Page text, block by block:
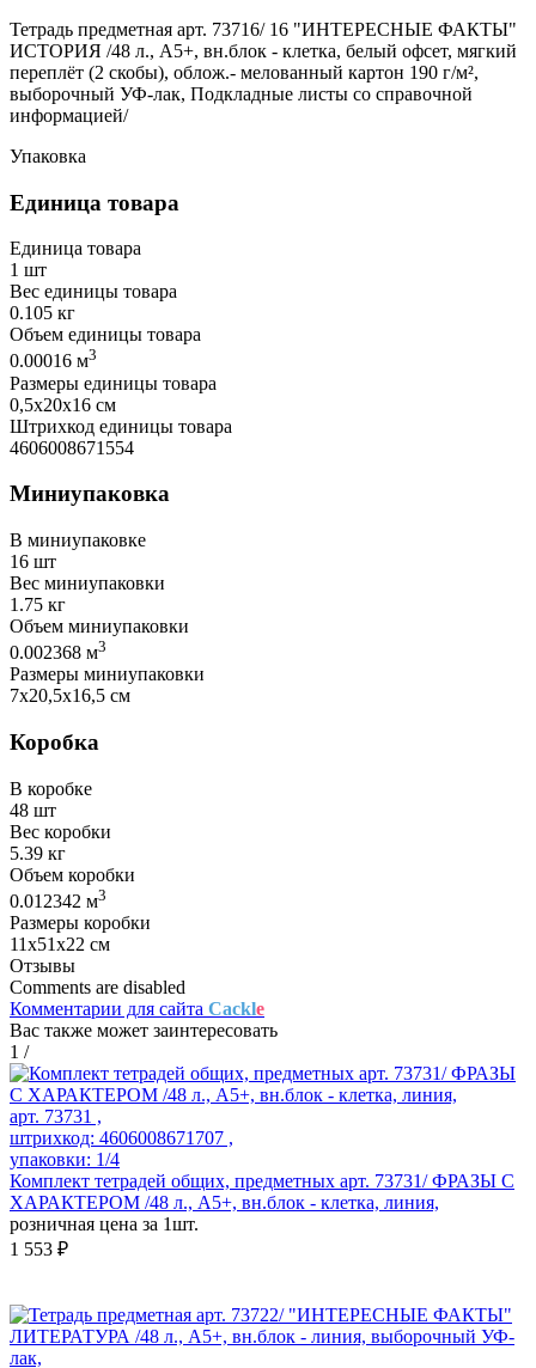
Тетрадь предметная арт. 73716/ 16 "ИНТЕРЕСНЫЕ ФАКТЫ"
ИСТОРИЯ /48 л., А5+, вн.блок - клетка, белый офсет, мягкий
переплёт (2 скобы), облож.- мелованный картон 190 г/м²,
выборочный УФ-лак, Подкладные листы со справочной
информацией/
Упаковка
Единица товара
Единица товара
1 шт
Вес единицы товара
0.105 кг
Объем единицы товара
0.00016 м3
Размеры единицы товара
0,5х20х16 см
Штрихкод единицы товара
4606008671554
Миниупаковка
В миниупаковке
16 шт
Вес миниупаковки
1.75 кг
Объем миниупаковки
0.002368 м3
Размеры миниупаковки
7х20,5х16,5 см
Коробка
В коробке
48 шт
Вес коробки
5.39 кг
Объем коробки
0.012342 м3
Размеры коробки
11х51х22 см
Отзывы
Comments are disabled
Комментарии для сайта Cackle
Вас также может заинтересовать
1 /
арт. 73731 ,
штрихкод: 4606008671707 ,
упаковки: 1/4
Комплект тетрадей общих, предметных арт. 73731/ ФРАЗЫ С
ХАРАКТЕРОМ /48 л., А5+, вн.блок - клетка, линия,
розничная цена за 1шт.
1 553 ₽